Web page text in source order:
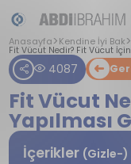
Anasayfa Kendine İyi Bak
Fit Vücut Nedir? Fit Vücut
4087
Fit Vücut
Yapılması
İçerikler (Gizle-)